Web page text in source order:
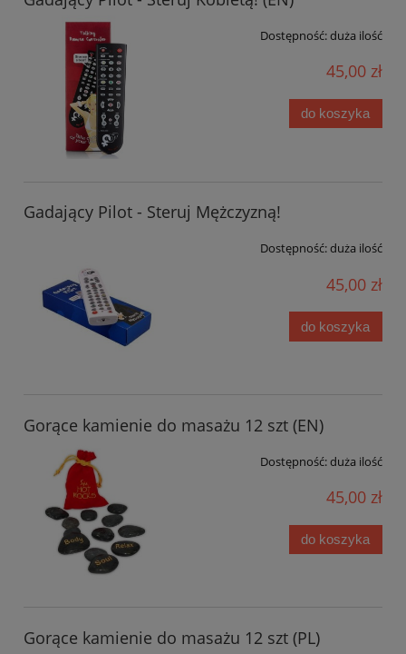
Dostępność:duża ilość
45,00 zł
do koszyka
Gadający Pilot - Steruj Mężczyzną!
Dostępność:duża ilość
45,00 zł
do koszyka
Gorące kamienie do masażu 12 szt (EN)
Dostępność:duża ilość
45,00 zł
do koszyka
Gorące kamienie do masażu 12 szt (PL)